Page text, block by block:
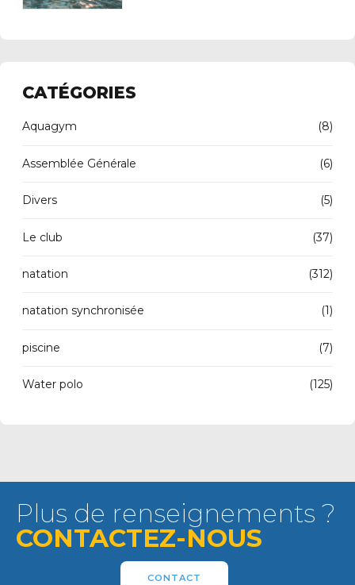
CATÉGORIES
Aquagym (8)
Assemblée Générale (6)
Divers (5)
Le club (37)
natation (312)
natation synchronisée (1)
piscine (7)
Water polo (125)
Plus de renseignements ?
CONTACTEZ-NOUS
CONTACT